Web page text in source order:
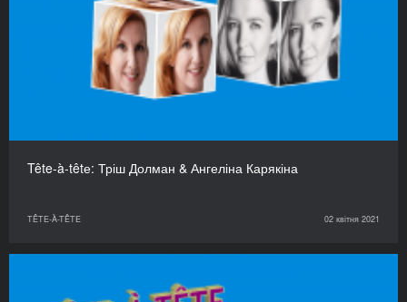
Tête-à-têtе: Тріш Долман & Ангеліна Карякіна
TÊTE-À-TÊTE 02 квітня 2021